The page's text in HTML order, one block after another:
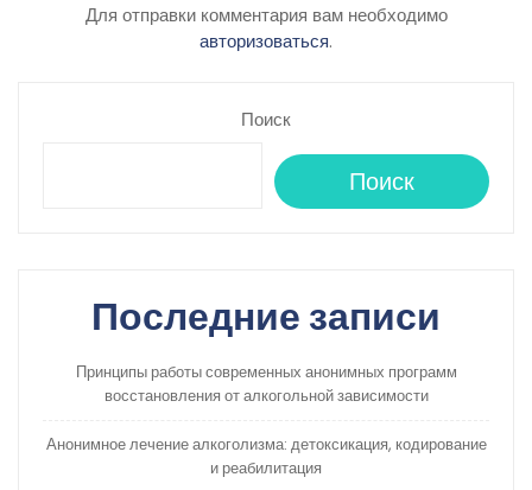
Для отправки комментария вам необходимо
авторизоваться.
Поиск
Поиск
Последние записи
Принципы работы современных анонимных программ
восстановления от алкогольной зависимости
Анонимное лечение алкоголизма: детоксикация, кодирование
и реабилитация